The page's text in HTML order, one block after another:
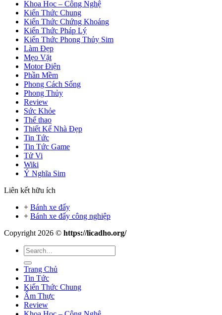
Khoa Học – Công Nghệ
Kiến Thức Chung
Kiến Thức Chứng Khoáng
Kiến Thức Pháp Lý
Kiến Thức Phong Thủy Sim
Làm Đẹp
Mẹo Vặt
Motor Điện
Phần Mềm
Phong Cách Sống
Phong Thủy
Review
Sức Khỏe
Thể thao
Thiết Kế Nhà Đẹp
Tin Tức
Tin Tức Game
Tử Vi
Wiki
Ý Nghĩa Sim
Liên kết hữu ích
+ Bánh xe đẩy
+ Bánh xe đẩy công nghiệp
Copyright 2026 © https://licadho.org/
Trang Chủ
Tin Tức
Kiến Thức Chung
Ẩm Thực
Review